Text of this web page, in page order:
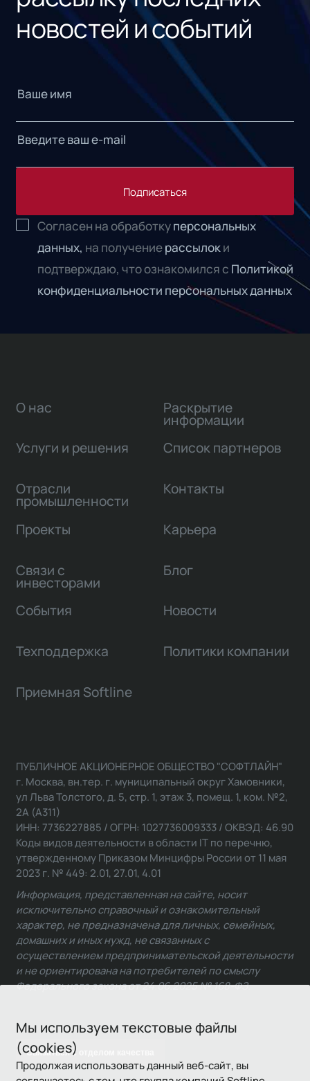
новостей и событий
Подписаться
Согласен на обработкуперсональных
данных, на получениерассылоки
подтверждаю, что ознакомился с Политикой
конфиденциальности персональных данных
Мы используем текстовые файлы
(cookies)
Продолжая использовать данный веб-сайт, вы
О нас
Услуги и решения
Отрасли
промышленности
Проекты
Связи с
инвесторами
Раскрытие
информации
Список партнеров
Контакты
Карьера
Блог
События Новости
Техподдержка Политики компании
Приемная Softline
Связаться с отделом качества
ПУБЛИЧНОЕ АКЦИОНЕРНОЕ ОБЩЕСТВО "СОФТЛАЙН"
г. Москва, вн.тер. г. муниципальный округ Хамовники,
ул Льва Толстого, д. 5, стр. 1, этаж 3, помещ. 1, ком. №2,
2А (А311)
ИНН: 7736227885 / ОГРН: 1027736009333 / ОКВЭД: 46.90
Коды видов деятельности в области IT по перечню,
утвержденному Приказом Минцифры России от 11 мая
2023 г. № 449: 2.01, 27.01, 4.01
Информация, представленная на сайте, носит
исключительно справочный и ознакомительный
характер, не предназначена для личных, семейных,
домашних и иных нужд, не связанных с
осуществлением предпринимательской деятельности
и не ориентирована на потребителей по смыслу
Федерального закона от 24.06.2025 № 168-ФЗ.